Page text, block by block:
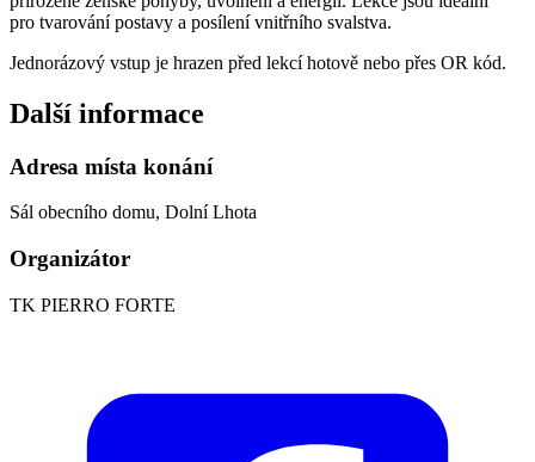
pro tvarování postavy a posílení vnitřního svalstva.
Jednorázový vstup je hrazen před lekcí hotově nebo přes OR kód.
Další informace
Adresa místa konání
Sál obecního domu, Dolní Lhota
Organizátor
TK PIERRO FORTE